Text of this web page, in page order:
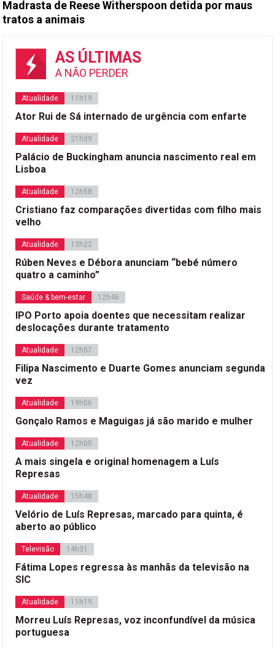
Madrasta de Reese Witherspoon detida por maus
tratos a animais
AS ÚLTIMAS
A NÃO PERDER
Atualidade 11h19
Ator Rui de Sá internado de urgência com enfarte
Atualidade 21h39
Palácio de Buckingham anuncia nascimento real em
Lisboa
Atualidade 12h58
Cristiano faz comparações divertidas com filho mais
velho
Atualidade 13h22
Rúben Neves e Débora anunciam “bebé número
quatro a caminho”
Saúde & bem-estar 12h46
IPO Porto apoia doentes que necessitam realizar
deslocações durante tratamento
Atualidade 12h57
Filipa Nascimento e Duarte Gomes anunciam segunda
vez
Atualidade 19h06
Gonçalo Ramos e Maguigas já são marido e mulher
Atualidade 12h00
A mais singela e original homenagem a Luís
Represas
Atualidade 15h48
Velório de Luís Represas, marcado para quinta, é
aberto ao público
Televisão 14h31
Fátima Lopes regressa às manhãs da televisão na
SIC
Atualidade 11h19
Morreu Luís Represas, voz inconfundível da música
portuguesa